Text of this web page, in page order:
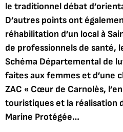
le traditionnel débat
D’autres points ont
réhabilitation d’un local à
de professionnels de santé,
Schéma Départemental de
faites aux femmes et d’une
ZAC « Cœur de Carnolès,
touristiques et la réalisation
Marine Protégée…